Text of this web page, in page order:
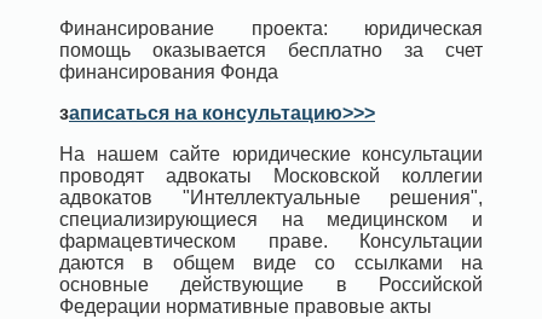
Финансирование проекта: юридическая
помощь оказывается бесплатно за счет
финансирования Фонда
записаться на консультацию>>>
На нашем сайте юридические консультации
проводят адвокаты Московской коллегии
адвокатов "Интеллектуальные решения",
специализирующиеся на медицинском и
фармацевтическом праве. Консультации
даются в общем виде со ссылками на
основные действующие в Российской
Федерации нормативные правовые акты